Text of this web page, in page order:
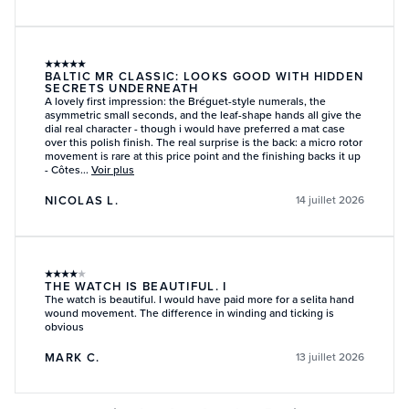
★★★★★
BALTIC MR CLASSIC: LOOKS GOOD WITH HIDDEN
SECRETS UNDERNEATH
A lovely first impression: the Bréguet-style numerals, the
asymmetric small seconds, and the leaf-shape hands all give the
dial real character - though i would have preferred a mat case
over this polish finish. The real surprise is the back: a micro rotor
movement is rare at this price point and the finishing backs it up
- Côtes... Voir plus
NICOLAS L. 14 juillet 2026
★★★★★
THE WATCH IS BEAUTIFUL. I
The watch is beautiful. I would have paid more for a selita hand
wound movement. The difference in winding and ticking is
obvious
MARK C. 13 juillet 2026